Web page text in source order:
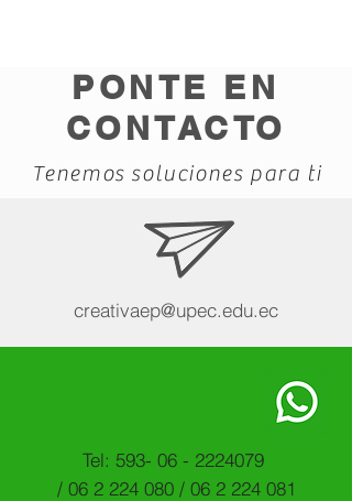
PONTE EN
CONTACTO
Tenemos soluciones para ti
creativaep@upec.edu.ec
Tel: 593- 06 - 2224079
/ 06 2 224 080/ 06 2 224 081